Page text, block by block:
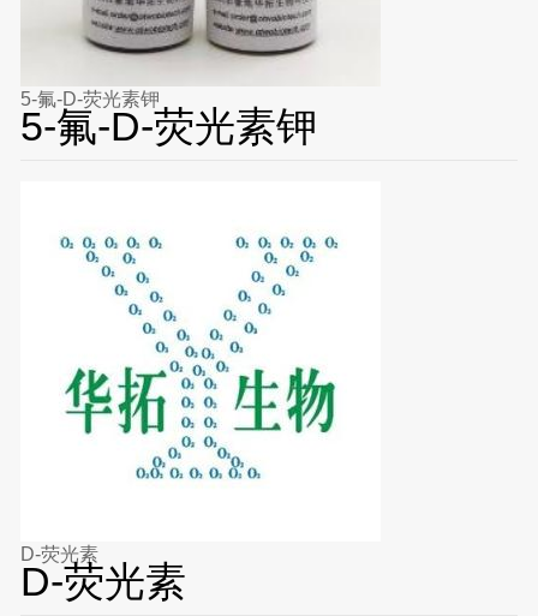
5-氟-D-荧光素钾
5-氟-D-荧光素钾
D-荧光素
D-荧光素